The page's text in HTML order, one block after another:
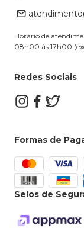
Dúvidas Frequentes
Horário de
08h00 às 17h00
Redes Sociais
Formas de
Selos de